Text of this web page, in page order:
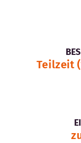
Teilzeit